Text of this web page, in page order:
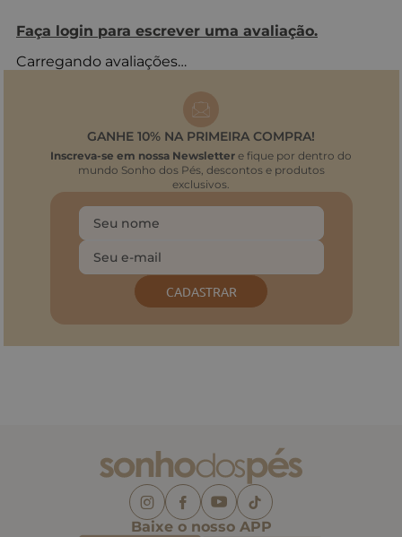
Faça login para escrever uma avaliação.
Carregando avaliações…
GANHE 10% NA PRIMEIRA COMPRA!
Inscreva-se em nossa Newsletter e fique por dentro do
mundo Sonho dos Pés, descontos e produtos
exclusivos.
CADASTRAR
Baixe o nosso APP